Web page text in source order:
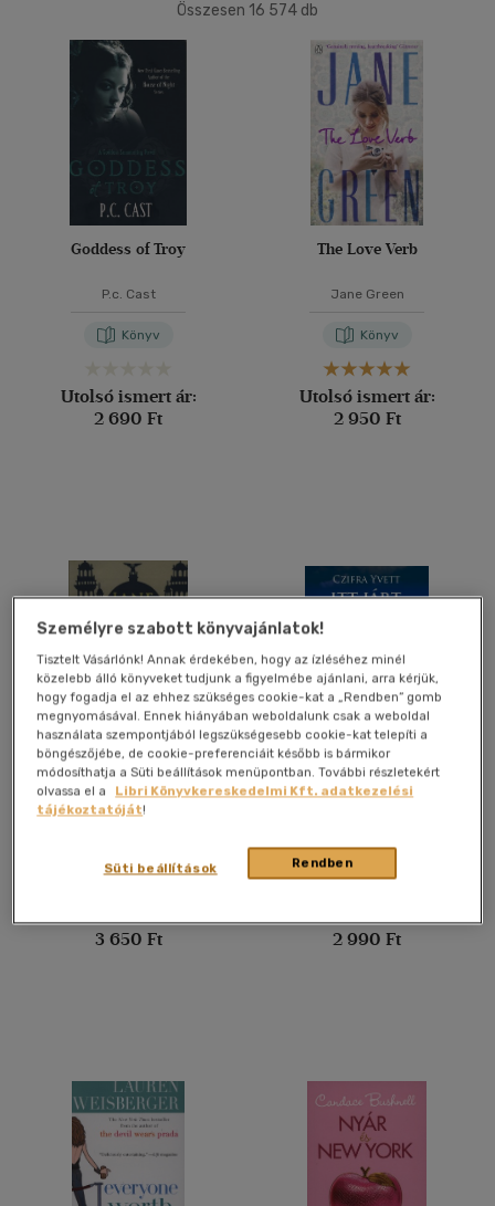
Ár szerint
500 Ft alatt(5)
500 Ft - 2500 Ft
4500 Ft felett
Korosztály szerint
Ifjúsági(75)
14 - 18 év (51)
Nyelv szerint
Angol(339)
Francia (6)
Német(42)
Olasz(1)
Orosz(2)
Spanyol(4)
(732)
Összesen 16 574 db
Goddess of Troy
P.c. Cast
Könyv
Utolsó ismert ár:
2 690 Ft
The Love Verb
Jane Green
Könyv
Utolsó ismert ár:
2 950 Ft
Gillespie and I
Jane Harris
Utolsó ismert ár:
3 650 Ft
Itt járt a nyár
Utolsó ismert ár:
2 990 Ft
Személyre szabott könyvajánlatok!
Tisztelt Vásárlónk! Annak érdekében, hogy az ízléséhez minél
közelebb álló könyveket tudjunk a figyelmébe ajánlani, arra kérjük,
hogy fogadja el az ehhez szükséges cookie-kat a „Rendben” gomb
megnyomásával. Ennek hiányában weboldalunk csak a weboldal
használata szempontjából legszükségesebb cookie-kat telepíti a
böngészőjébe, de cookie-preferenciáit később is bármikor
módosíthatja a Süti beállítások menüpontban. További részletekért
olvassa el a
Libri Könyvkereskedelmi Kft. adatkezelési
tájékoztatóját!
Rendben
Süti beállítások